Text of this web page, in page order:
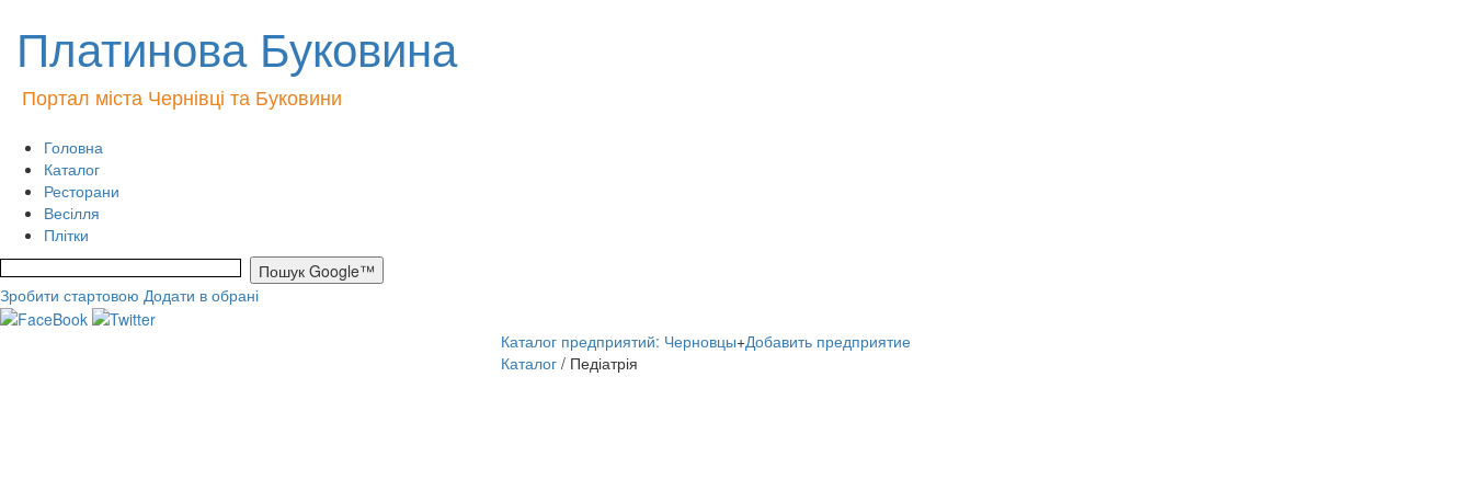
Платинова Буковина
Портал міста Чернівці та Буковини
Головна
Каталог
Ресторани
Весілля
Плітки
Зробити стартовою Додати в обрані
Каталог предприятий: Черновцы+Добавить предприятие
Каталог / Педіатрія